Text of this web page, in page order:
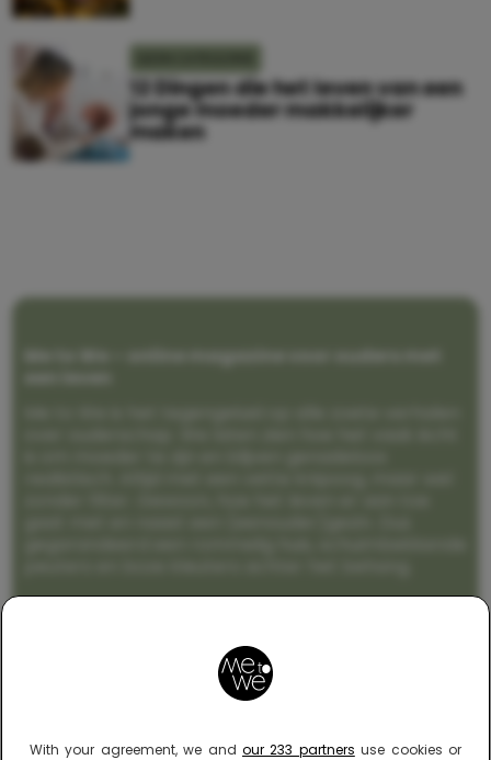
With your agreement, we and our 233 partners use cookies or
12 Dingen die het leven van een
jonge moeder makkelijker
maken
Me to We – online magazine voor ouders met